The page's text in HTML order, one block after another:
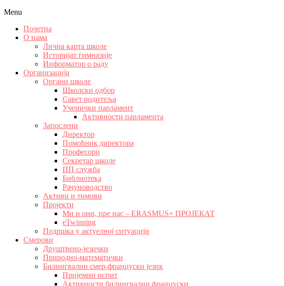
Menu
Почетна
О нама
Лична карта школе
Историјат гимназије
Информатор о раду
Организација
Органи школе
Школски одбор
Савет родитеља
Ученички парламент
Активности парламента
Запослени
Директор
Помоћник директора
Професори
Секретар школе
ПП служба
Библиотека
Рачуноводство
Активи и тимови
Пројекти
Ми и они, пре нас – ERASMUS+ ПРОЈЕКАТ
eTwinning
Подршка у актуелној ситуацији
Смерови
Друштвено-језички
Природно-математички
Билингвални смер-француски језик
Пријемни испит
Активности билингвални француски